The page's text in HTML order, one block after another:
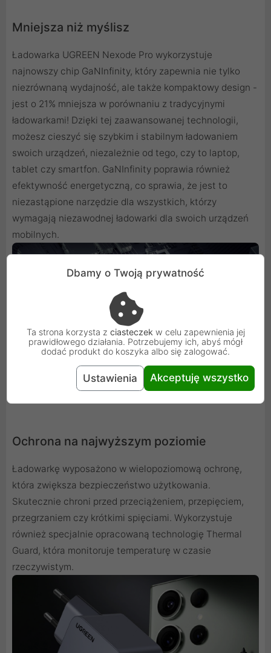
Mniejsza niż myślisz
Ładowarka UGREEN Nexode Pro wykorzystuje
najnowszy chip GaNInfinity, który zapewnia nie tylko
niezrównaną wydajność, ale także kompaktowy design -
jest o 21% mniejsza w porównaniu z tradycyjnymi
ładowarkami! Dzięki tej zaawansowanej technologii,
możesz cieszyć się szybkim i stabilnym ładowaniem
swoich urządzeń, niezależnie od tego, czy to laptop,
tablet czy smartfon. GaNInfinity poprawia również
efektywność energetyczną, co sprawia, że jest to
niezastąpione narzędzie dla wszystkich, którzy
wymagają niezawodnej ładowarki dla swoich urządzeń
mobilnych.
Ochrona na najwyższym poziomie
Ładowarkę wyposażono w wielopoziomową ochronę,
która zwiększa bezpieczeństwo użytkowania.
Skutecznie chroni przed przeciążeniem, przepięciem,
przegrzaniem czy krótkimi spięciami. Wykorzystuje
również specjalnie opracowaną technologię Thermal
Guard, która monitoruje temperaturę w czasie
rzeczywistym.
Dbamy o Twoją prywatność
Ta strona korzysta z ciasteczek w celu zapewnienia jej
prawidłowego działania. Potrzebujemy ich, abyś mógł
dodać produkt do koszyka albo się zalogować.
Ustawienia Akceptuję wszystko